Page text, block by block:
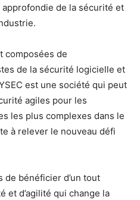
de la sécurité et
composées de
de la sécurité logicielle et
est une société qui peut
agiles pour les
les plus complexes dans le
à relever le nouveau défi
de bénéficier d’un tout
et d’agilité qui change la